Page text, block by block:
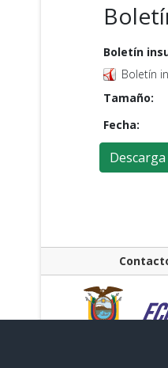
Boletín
Boletín
Tamaño:
Fecha: